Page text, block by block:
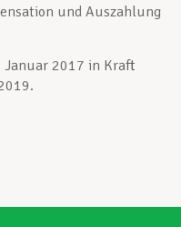
und Auszahlung
2017 in Kraft